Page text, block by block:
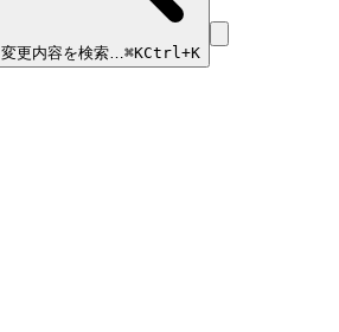
変更内容を検索…⌘KCtrl+K